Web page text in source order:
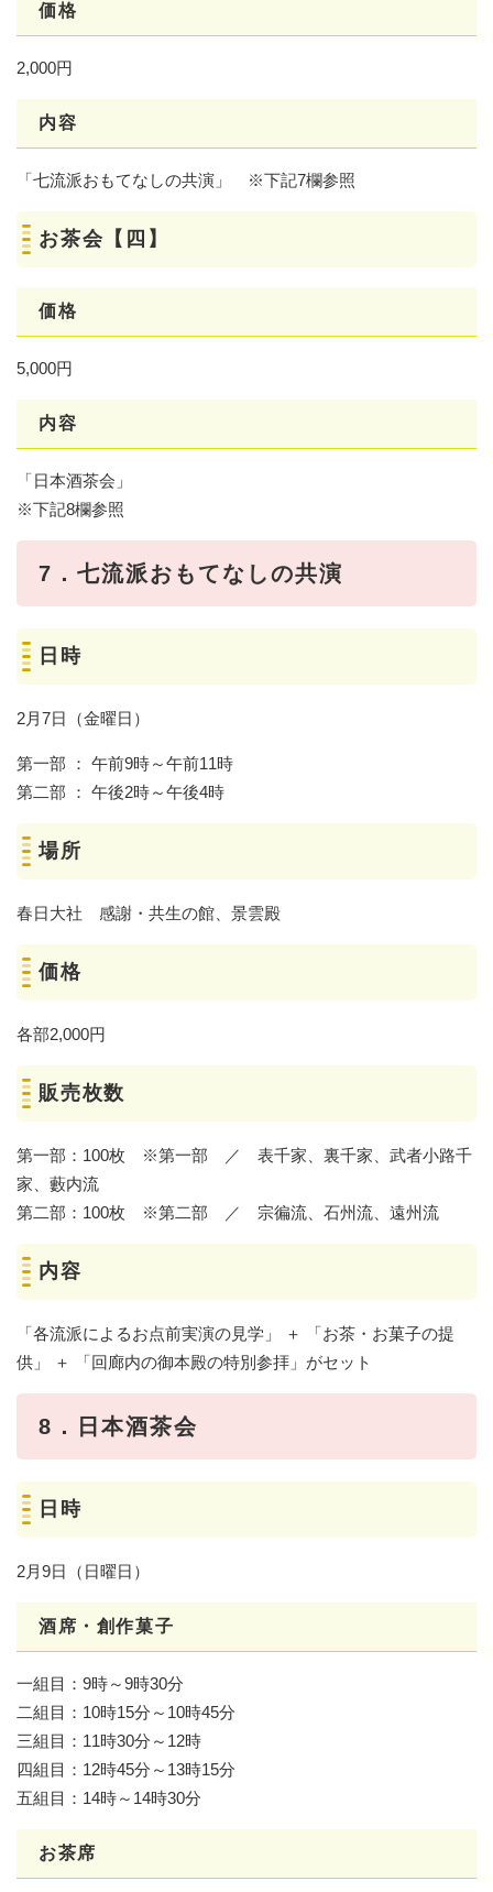
価格
2,000円
内容
「七流派おもてなしの共演」 ※下記7欄参照
お茶会【四】
価格
5,000円
内容
「日本酒茶会」
※下記8欄参照
7．七流派おもてなしの共演
日時
2月7日（金曜日）
第一部 ： 午前9時～午前11時
第二部 ： 午後2時～午後4時
場所
春日大社 感謝・共生の館、景雲殿
価格
各部2,000円
販売枚数
第一部：100枚 ※第一部 ／ 表千家、裏千家、武者小路千
家、藪内流
第二部：100枚 ※第二部 ／ 宗徧流、石州流、遠州流
内容
「各流派によるお点前実演の見学」 ＋ 「お茶・お菓子の提
供」 ＋ 「回廊内の御本殿の特別参拝」がセット
8．日本酒茶会
日時
2月9日（日曜日）
酒席・創作菓子
一組目：9時～9時30分
二組目：10時15分～10時45分
三組目：11時30分～12時
四組目：12時45分～13時15分
五組目：14時～14時30分
お茶席